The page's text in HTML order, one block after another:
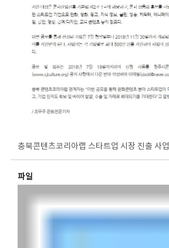
충북콘텐츠코리아랩 스타트업 시장 진출 사업
파일